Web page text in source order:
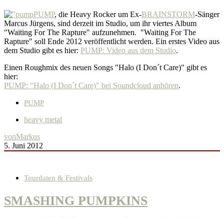
PUMP, die Heavy Rocker um Ex-BRAINSTORM-Sänger
Marcus Jürgens, sind derzeit im Studio, um ihr viertes Album
"Waiting For The Rapture" aufzunehmen. "Waiting For The
Rapture" soll Ende 2012 veröffentlicht werden. Ein erstes Video aus
dem Studio gibt es hier: PUMP: Video aus dem Studio.
Einen Roughmix des neuen Songs "Halo (I Don´t Care)" gibt es
hier:
PUMP: "Halo (I Don´t Care)" bei Soundcloud anhören.
PUMP
heavy metal
vonMarkus
5. Juni 2012
Tourdaten & Festivals
SMASHING PUMPKINS